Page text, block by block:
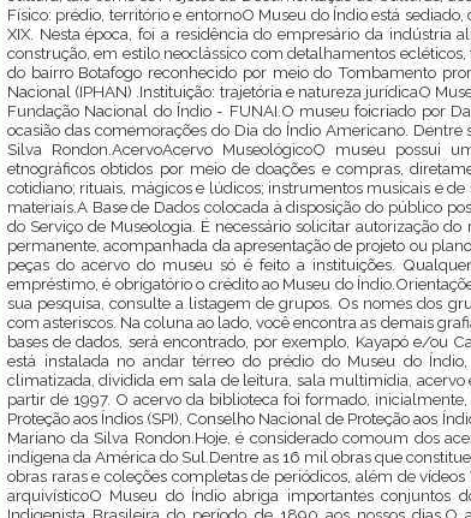
Físico: prédio, território e entornoO Museu do Índio está
XIX. Nesta época, foi a residência do empresário da indústria
construção, em estilo neoclássico com detalhamentos
do bairro Botafogo reconhecido por meio do Tombamento
Nacional (IPHAN) .Instituição: trajetória e natureza jurídicaO
Fundação Nacional do Índio - FUNAI.O museu foicriado por
ocasião das comemorações do Dia do Índio Americano.
Silva Rondon.AcervoAcervo MuseológicoO museu possui
etnográficos obtidos por meio de doações e compras,
cotidiano; rituais, mágicos e lúdicos; instrumentos musicais e
materiais.A Base de Dados colocada à disposição do público
do Serviço de Museologia. É necessário solicitar autorização
permanente, acompanhada da apresentação de projeto ou
peças do acervo do museu só é feito a instituições.
empréstimo, é obrigatório o crédito ao Museu do
sua pesquisa, consulte a listagem de grupos. Os nomes dos
com asteriscos. Na coluna ao lado, você encontra as demais
bases de dados, será encontrado, por exemplo, Kayapó e/ou
está instalada no andar térreo do prédio do Museu do
climatizada, dividida em sala de leitura, sala multimídia, acervo
partir de 1997. O acervo da biblioteca foi formado,
Proteção aos Índios (SPI), Conselho Nacional de Proteção aos
Mariano da Silva Rondon.Hoje, é considerado comoum dos
indígena da América do Sul.Dentre as 16 mil obras que
obras raras e coleções completas de periódicos, além de
arquivísticoO Museu do Índio abriga importantes conjuntos